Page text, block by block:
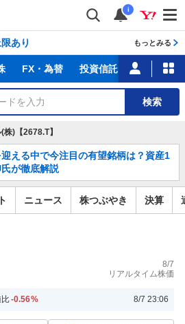
i
あり もっとみる
FX・為替 投資信託 ニュース
検索
株)【2678.T】
える中で今注目の有望銘柄は？資産1
が徹底解説
ニュース 株つぶやき 決算
8/7
リアルタイム株価
-0.56% 8/7 23:06